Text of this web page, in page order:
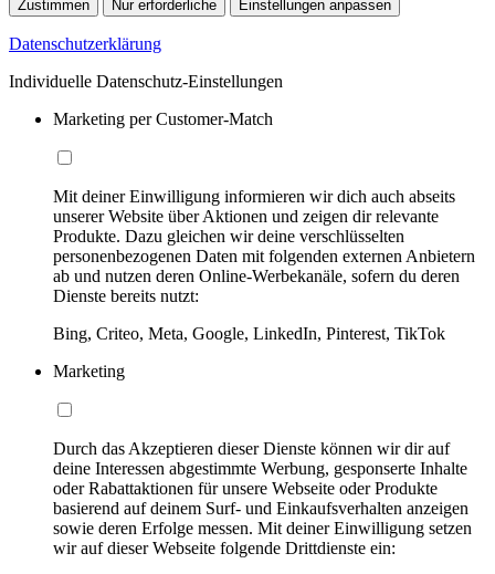
Zustimmen Nur erforderliche Einstellungen anpassen
Datenschutzerklärung
Individuelle Datenschutz-Einstellungen
Marketing per Customer-Match
Mit deiner Einwilligung informieren wir dich auch abseits
unserer Website über Aktionen und zeigen dir relevante
Produkte. Dazu gleichen wir deine verschlüsselten
personenbezogenen Daten mit folgenden externen Anbietern
ab und nutzen deren Online-Werbekanäle, sofern du deren
Dienste bereits nutzt:
Bing, Criteo, Meta, Google, LinkedIn, Pinterest, TikTok
Marketing
Durch das Akzeptieren dieser Dienste können wir dir auf
deine Interessen abgestimmte Werbung, gesponserte Inhalte
oder Rabattaktionen für unsere Webseite oder Produkte
basierend auf deinem Surf- und Einkaufsverhalten anzeigen
sowie deren Erfolge messen. Mit deiner Einwilligung setzen
wir auf dieser Webseite folgende Drittdienste ein: